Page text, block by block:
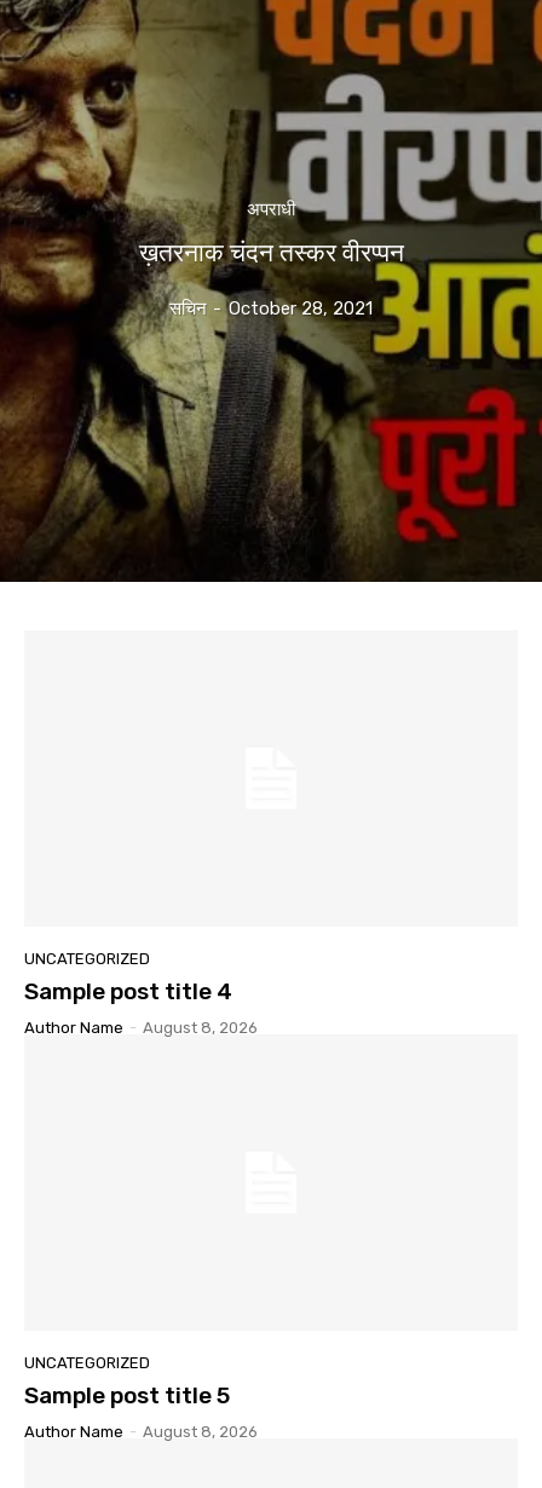
अपराधी
ख़तरनाक चंदन तस्कर वीरप्पन
सचिन - October 28, 2021
UNCATEGORIZED
Sample post title 4
Author Name - August 8, 2026
UNCATEGORIZED
Sample post title 5
Author Name - August 8, 2026